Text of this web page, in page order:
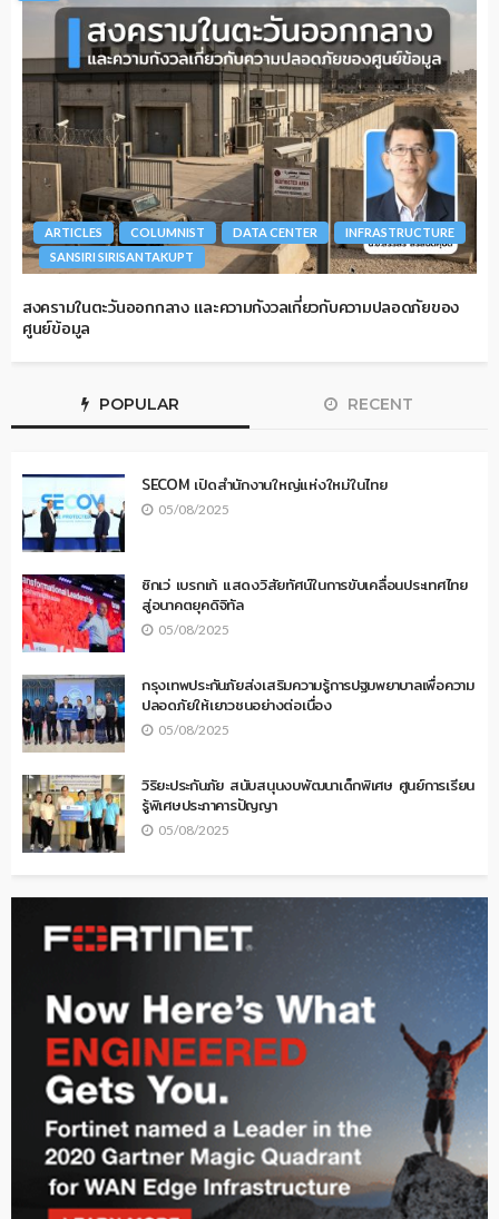
ARTICLES COLUMNIST DATA CENTER
INFRASTRUCTURE
SANSIRI SIRISANTAKUPT
สงครามในตะวันออกกลาง และความกังวลเกี่ยวกับความปลอดภัยของ
ศูนย์ข้อมูล
POPULAR RECENT
SECOM เปิดสำนักงานใหญ่แห่งใหม่ในไทย
05/08/2025
ซิกเว่ เบรกเก้ แสดงวิสัยทัศน์ในการขับเคลื่อนประเทศไทย
สู่อนาคตยุคดิจิทัล
05/08/2025
กรุงเทพประกันภัยส่งเสริมความรู้การปฐมพยาบาลเพื่อความ
ปลอดภัยให้เยาวชนอย่างต่อเนื่อง
05/08/2025
วิริยะประกันภัย สนับสนุนงบพัฒนาเด็กพิเศษ ศูนย์การเรียน
รู้พิเศษประภาคารปัญญา
05/08/2025